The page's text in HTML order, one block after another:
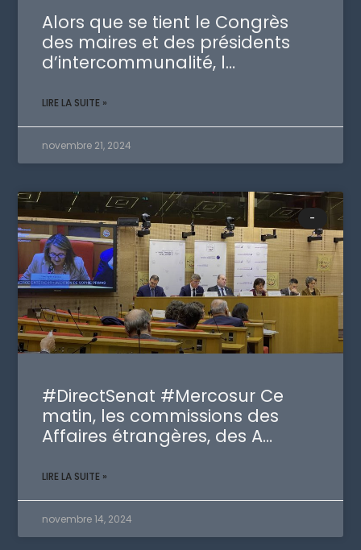
Alors que se tient le Congrès
des maires et des présidents
d’intercommunalité, l…
LIRE LA SUITE »
novembre 21, 2024
-
#DirectSenat #Mercosur Ce
matin, les commissions des
Affaires étrangères, des A…
LIRE LA SUITE »
novembre 14, 2024